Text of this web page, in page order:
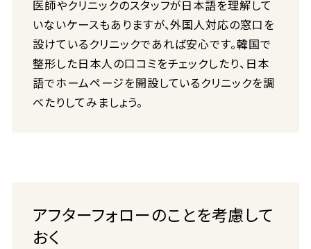
医師やクリニックのスタッフが日本語を理解して
いないケースもありますが、外国人対応の窓口を
設けているクリニックであれば安心です。韓国で
整形した日本人の口コミをチェックしたり、日本
語でホームページを開設しているクリニックを調
べたりしてみましょう。
アフターフォローのことを考慮して
おく